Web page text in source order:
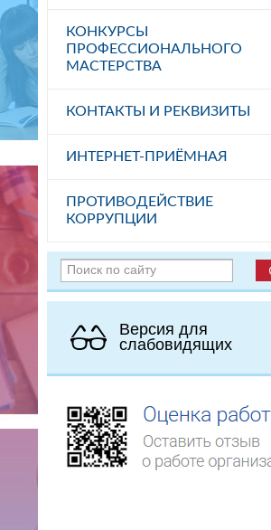
КОНКУРСЫ
ПРОФЕССИОНАЛЬНОГО
МАСТЕРСТВА
КОНТАКТЫ И РЕКВИЗИТЫ
ИНТЕРНЕТ-ПРИЁМНАЯ
ПРОТИВОДЕЙСТВИЕ
КОРРУПЦИИ
Версия для
слабовидящих